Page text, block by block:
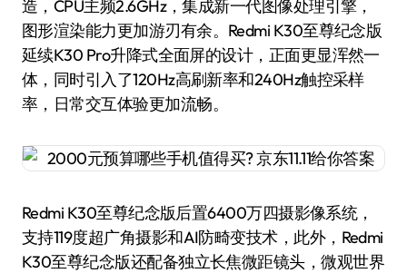
造，CPU主频2.6GHz，集成新一代图像处理引擎，
图形渲染能力更加游刃有余。Redmi K30至尊纪念版
延续K30 Pro升降式全面屏的设计，正面更显浑然一
体，同时引入了120Hz高刷新率和240Hz触控采样
率，日常交互体验更加流畅。
Redmi K30至尊纪念版后置6400万四摄影像系统，
支持119度超广角摄影和AI防畸变技术，此外，Redmi
K30至尊纪念版还配备独立长焦微距镜头，微观世界